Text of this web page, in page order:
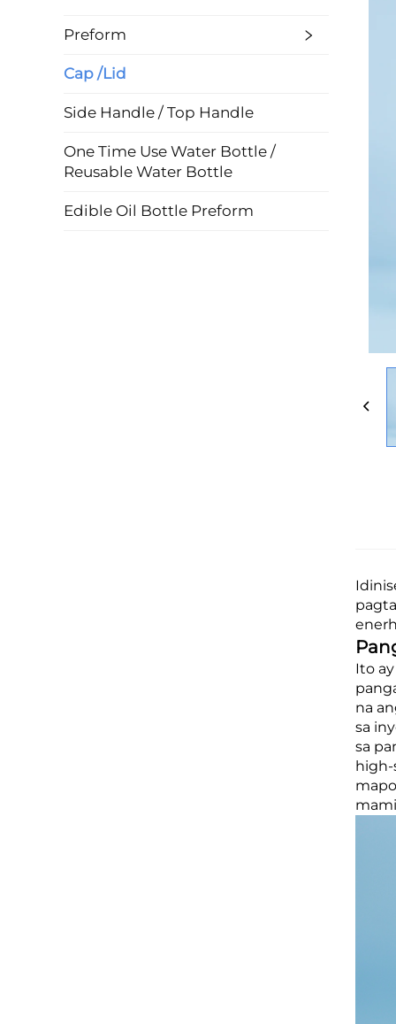
Preform
Cap /Lid
Side Handle / Top Handle
One Time Use Water Bottle /
Reusable Water Bottle
Edible Oil Bottle Preform
Ito
na
sa
sa
high-